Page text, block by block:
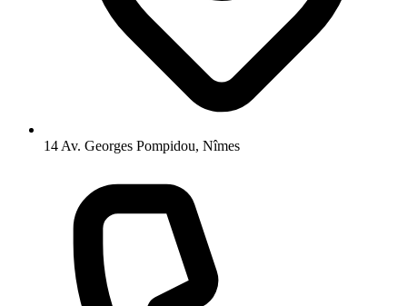
14 Av. Georges Pompidou, Nîmes